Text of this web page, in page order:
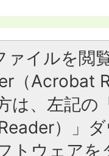
ァイルを閲
（Acrobat
は、左記の
）」
トウェア